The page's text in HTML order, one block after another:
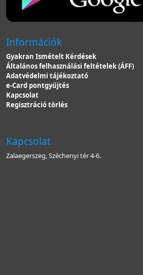
Információk
Gyakran Ismételt Kérdések
Általános felhasználási feltételek (ÁFF)
Adatvédelmi tájékoztató
e-Card pontgyűjtés
Kapcsolat
Regisztráció törlés
Kapcsolat
Zalaegerszeg, Széchenyi tér 4-6.